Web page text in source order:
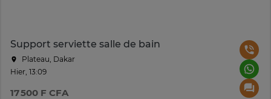
Support serviette salle de bain
Plateau, Dakar
Hier, 13:09
17 500 F CFA